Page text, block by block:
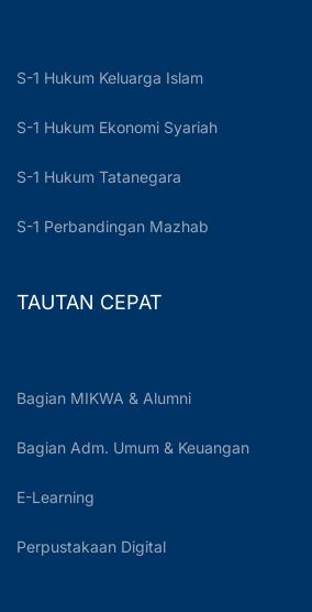
S-1 Hukum Keluarga Islam
S-1 Hukum Ekonomi Syariah
S-1 Hukum Tatanegara
S-1 Perbandingan Mazhab
TAUTAN CEPAT
Bagian MIKWA & Alumni
Bagian Adm. Umum & Keuangan
E-Learning
Perpustakaan Digital